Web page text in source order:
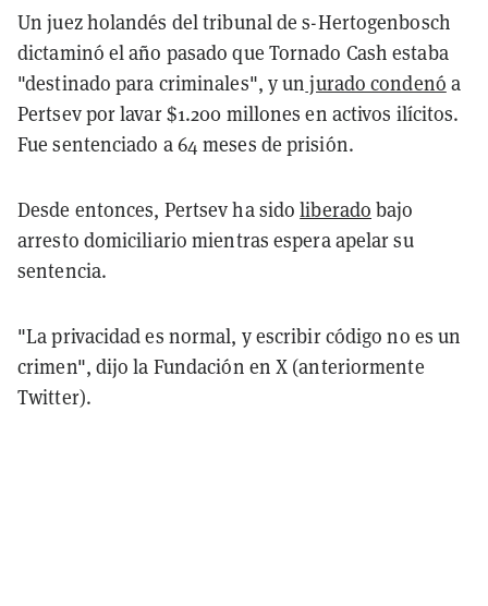
Un juez holandés del tribunal de s-Hertogenbosch
dictaminó el año pasado que Tornado Cash estaba
"destinado para criminales", y un jurado condenó a
Pertsev por lavar $1.200 millones en activos ilícitos.
Fue sentenciado a 64 meses de prisión.
Desde entonces, Pertsev ha sidoliberado bajo
arresto domiciliario mientras espera apelar su
sentencia.
"La privacidad es normal, y escribir código no es un
crimen", dijo la Fundación en X (anteriormente
Twitter).